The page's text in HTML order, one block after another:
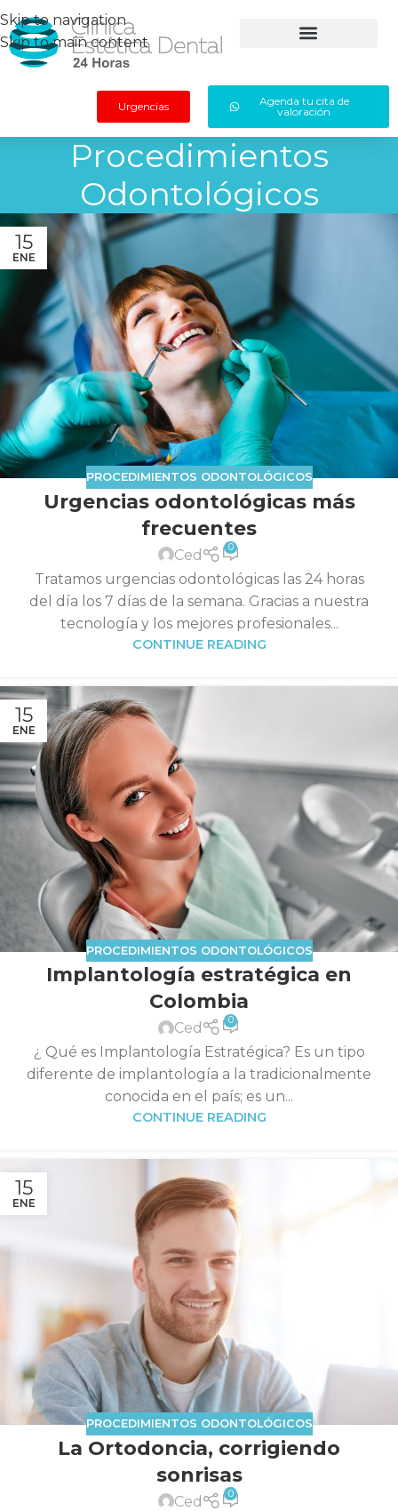
Skip to navigation
Skip to main content
Urgencias
Agenda tu cita de
valoración
Procedimientos
Odontológicos
15
ENE
PROCEDIMIENTOS ODONTOLÓGICOS
Urgencias odontológicas más
frecuentes
Ced 0
Tratamos urgencias odontológicas las 24 horas
del día los 7 días de la semana. Gracias a nuestra
tecnología y los mejores profesionales...
CONTINUE READING
15
ENE
PROCEDIMIENTOS ODONTOLÓGICOS
Implantología estratégica en
Colombia
Ced 0
¿ Qué es Implantología Estratégica? Es un tipo
diferente de implantología a la tradicionalmente
conocida en el país; es un...
CONTINUE READING
15
ENE
PROCEDIMIENTOS ODONTOLÓGICOS
La Ortodoncia, corrigiendo
sonrisas
Ced 0